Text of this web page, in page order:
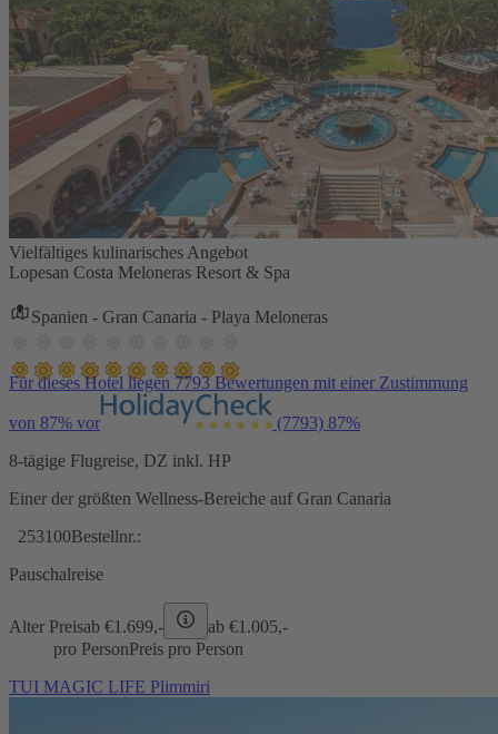
Vielfältiges kulinarisches Angebot
Lopesan Costa Meloneras Resort & Spa
Spanien - Gran Canaria - Playa Meloneras
Für dieses Hotel liegen 7793 Bewertungen mit einer Zustimmung
von 87% vor (7793) 87%
8-tägige Flugreise, DZ inkl. HP
Einer der größten Wellness-Bereiche auf Gran Canaria
253100Bestellnr.:
Pauschalreise
Alter Preisab €1.699,- ab €1.005,-
pro PersonPreis pro Person
TUI MAGIC LIFE Plimmiri